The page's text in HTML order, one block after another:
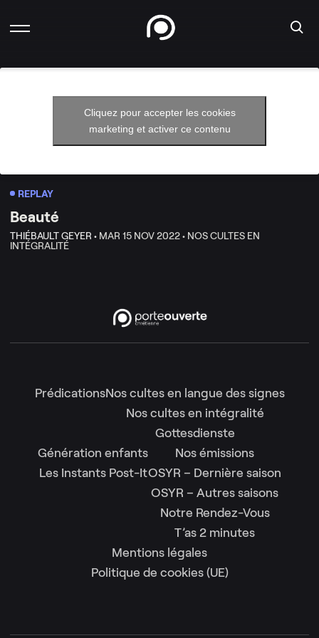
Cliquez pour accepter les cookies
marketing et activer ce contenu
REPLAY
Beauté
THIÉBAULT GEYER • MAR 15 NOV 2022 • NOS CULTES EN
INTÉGRALITÉ
PrédicationsNos cultes en langue des signes
Nos cultes en intégralité
Gottesdienste
Génération enfants
Les Instants Post-It
Nos émissions
OSYR – Dernière saison
OSYR – Autres saisons
Notre Rendez-Vous
T’as 2 minutes
Mentions légales
Politique de cookies (UE)